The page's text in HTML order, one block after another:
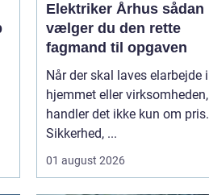
Elektriker Århus sådan
vælger du den rette
fagmand til opgaven
Når der skal laves elarbejde i
hjemmet eller virksomheden,
handler det ikke kun om pris.
Sikkerhed, ...
01 august 2026